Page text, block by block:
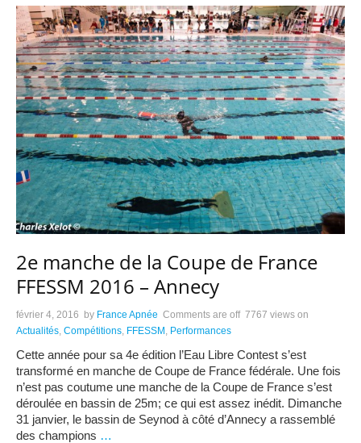
2e manche de la Coupe de France
FFESSM 2016 – Annecy
février 4, 2016 by France Apnée Comments are off 7767 views on
Actualités Compétitions FFESSM Performances
Cette année pour sa 4e édition l’Eau Libre Contest s’est
transformé en manche de Coupe de France fédérale. Une fois
n’est pas coutume une manche de la Coupe de France s’est
déroulée en bassin de 25m; ce qui est assez inédit. Dimanche
31 janvier, le bassin de Seynod à côté d’Annecy a rassemblé
des champions …